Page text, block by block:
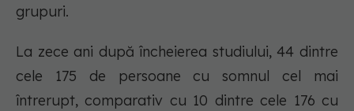
grupuri.
La zece ani după încheierea studiului, 44 dintre
cele 175 de persoane cu somnul cel mai
întrerupt, comparativ cu 10 dintre cele 176 cu